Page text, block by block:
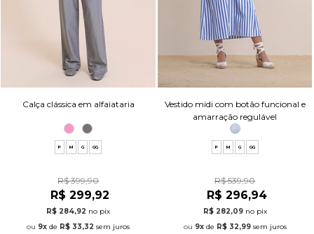
Calça clássica em alfaiataria
P M G GG
R$ 399,90
R$ 299,92
R$ 284,92 no pix
9x de R$ 33,32 sem juros
Vestido midi com botão funcional e
amarração regulável
P M G GG
R$ 539,90
R$ 296,94
R$ 282,09 no pix
9xde R$ 32,99sem juros